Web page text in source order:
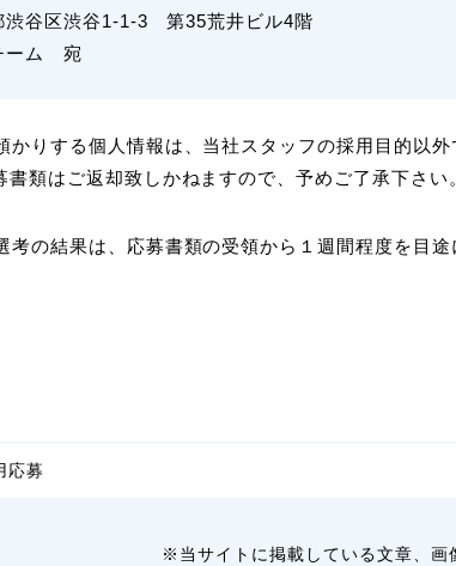
渋谷区渋谷1-1-3 第35荒井ビル4階
ーム 宛
かりする個人情報は、当社スタッフの採用目的以外
類はご返却致しかねますので、予めご了承下さい
考の結果は、応募書類の受領から１週間程度を目
応募
※当サイトに掲載している文章、画